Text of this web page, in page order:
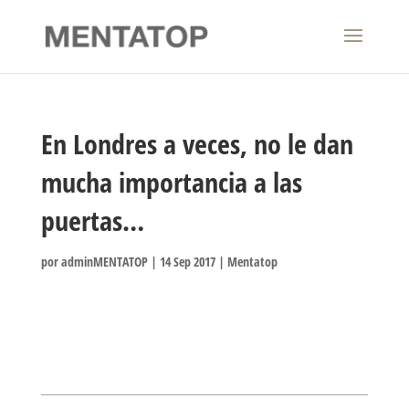
En Londres a veces, no le dan
mucha importancia a las
puertas…
poradminMENTATOP| 14 Sep 2017| Mentatop